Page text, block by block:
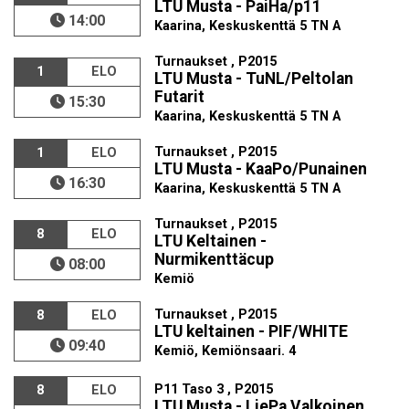
14:00
LTU Musta - PaiHa/p11
Kaarina, Keskuskenttä 5 TN A
1 ELO
15:30
Turnaukset , P2015
LTU Musta - TuNL/Peltolan
Futarit
Kaarina, Keskuskenttä 5 TN A
1 ELO
16:30
Turnaukset , P2015
LTU Musta - KaaPo/Punainen
Kaarina, Keskuskenttä 5 TN A
8 ELO
08:00
Turnaukset , P2015
LTU Keltainen -
Nurmikenttäcup
Kemiö
8 ELO
09:40
Turnaukset , P2015
LTU keltainen - PIF/WHITE
Kemiö, Kemiönsaari. 4
8 ELO P11 Taso 3 , P2015